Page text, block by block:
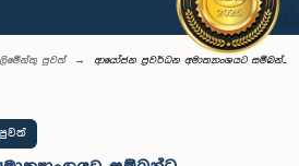
පුවත් ආයෝජන ප්‍රවර්ධන අමාත්‍යාංශයට සම්බන්...